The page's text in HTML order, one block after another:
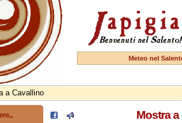
Meteo nel
a Cavallino
Mostra